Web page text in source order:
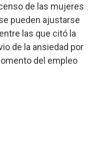
de las mujeres
pueden ajustarse
las que citó la
de la ansiedad por
del empleo